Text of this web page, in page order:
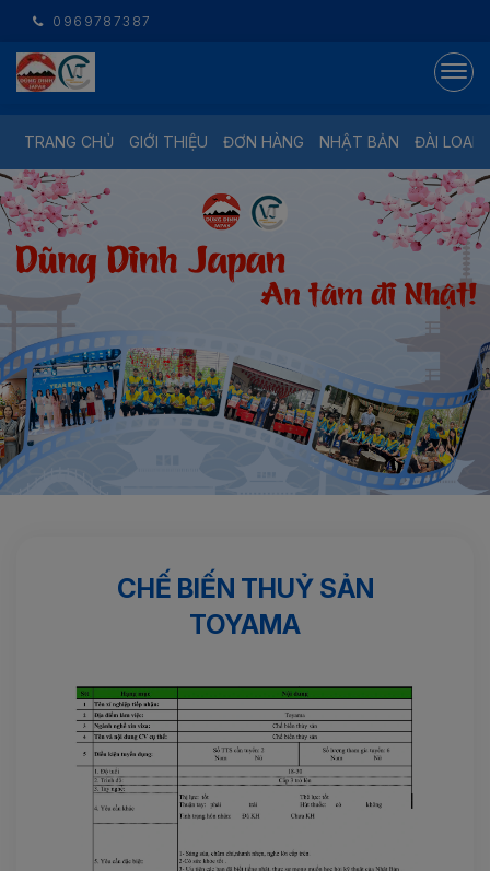
0969787387
TRANG CHỦ GIỚI THIỆU ĐƠN HÀNG NHẬT BẢN ĐÀI LOAN
CHẾ BIẾN THUỶ SẢN
TOYAMA